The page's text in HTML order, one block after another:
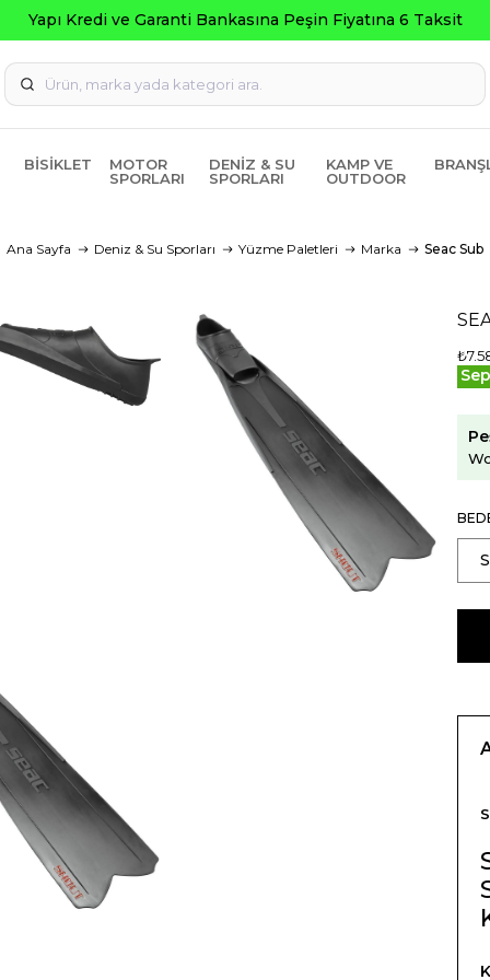
Seçili Ürünlerde
BISIKLET
MOTOR
SPORLARI
DENIZ & SU
SPORLARI
KAMP VE
OUTDOOR
Ana Sayfa Deniz & Su Sporları Yüzme Paletleri Marka Seac Sub